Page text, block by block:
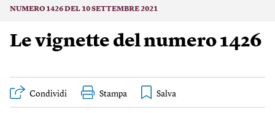
NUMERO 1426 DEL 10 SETTEMBRE 2021
Le vignette del numero 1426
Condividi Stampa